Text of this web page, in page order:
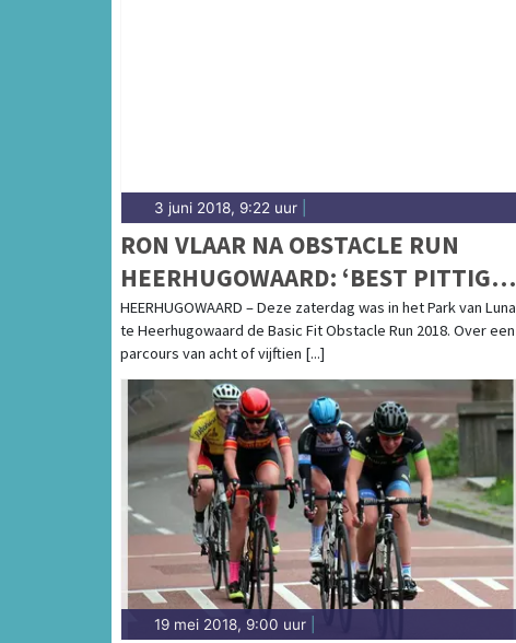
3 juni 2018, 9:22 uur
RON VLAAR NA OBSTACLE RUN
HEERHUGOWAARD: ‘BEST PITTIG,
MAAR SUPERLEUK’
HEERHUGOWAARD – Deze zaterdag was in het Park van Luna
te Heerhugowaard de Basic Fit Obstacle Run 2018. Over een
parcours van acht of vijftien [...]
19 mei 2018, 9:00 uur